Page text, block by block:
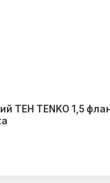
ТЕН TENKO 1,5